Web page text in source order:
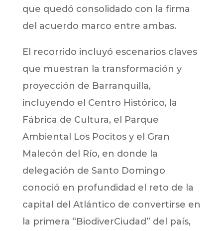
que quedó consolidado con la firma
del acuerdo marco entre ambas.
El recorrido incluyó escenarios claves
que muestran la transformación y
proyección de Barranquilla,
incluyendo el Centro Histórico, la
Fábrica de Cultura, el Parque
Ambiental Los Pocitos y el Gran
Malecón del Río, en donde la
delegación de Santo Domingo
conoció en profundidad el reto de la
capital del Atlántico de convertirse en
la primera “BiodiverCiudad” del país,